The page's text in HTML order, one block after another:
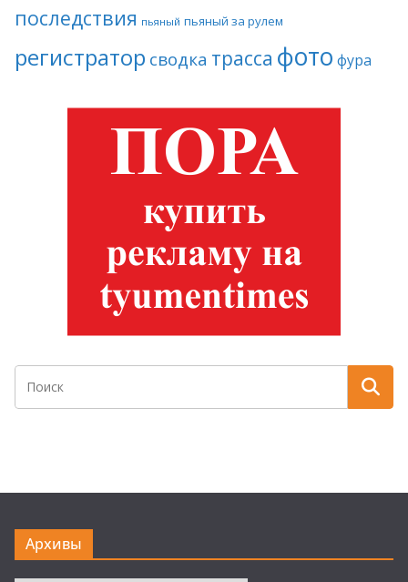
последствия пьяный пьяный за рулем
регистратор сводка трасса фото фура
Архивы